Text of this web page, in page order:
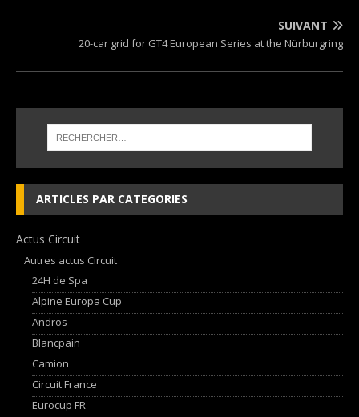
SUIVANT
20-car grid for GT4 European Series at the Nürburgring
ARTICLES PAR CATEGORIES
Actus Circuit
Autres actus Circuit
24H de Spa
Alpine Europa Cup
Andros
Blancpain
Camion
Circuit France
Eurocup FR